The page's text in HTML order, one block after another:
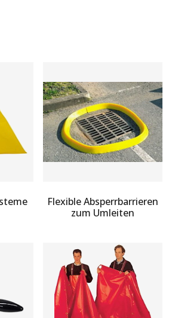
Flexible Absperrbarrieren
zum Umleiten